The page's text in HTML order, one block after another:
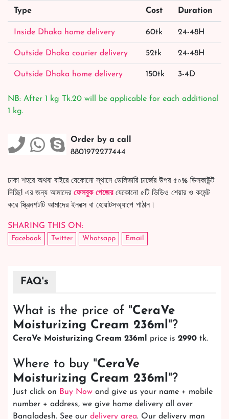
Type Cost Duration
Inside Dhaka home delivery 60tk 24-48H
Outside Dhaka courier delivery 52tk 24-48H
Outside Dhaka home delivery 150tk 3-4D
NB: After 1 kg Tk.20 will be applicable for each additional
1 kg.
Order by a call
8801972277444
ঢাকা শহরে অথবা বাইরে যেকোনো স্থানে ডেলিভারি চার্জের উপর ৫০% ডিসকাউন্ট
দিচ্ছি! এর জন্য আমাদের ফেসবুক পেজেরযেকোনো ৫টি ভিডিও শেয়ার ও কমেন্ট
করে স্ক্রিনশটটি আমাদের ইনবক্স বা হোয়াটসঅ্যাপে পাঠান।
SHARING THIS ON:
Facebook Twitter Whatsapp Email
FAQ's
What is the price of "CeraVe
Moisturizing Cream 236ml "?
CeraVe Moisturizing Cream 236ml price is 2990 tk.
Where to buy "CeraVe
Moisturizing Cream 236ml "?
Just click on Buy Now and give us your name + mobile
number + address, we give home delivery all over
Bangladesh. See our delivery area. Our delivery man